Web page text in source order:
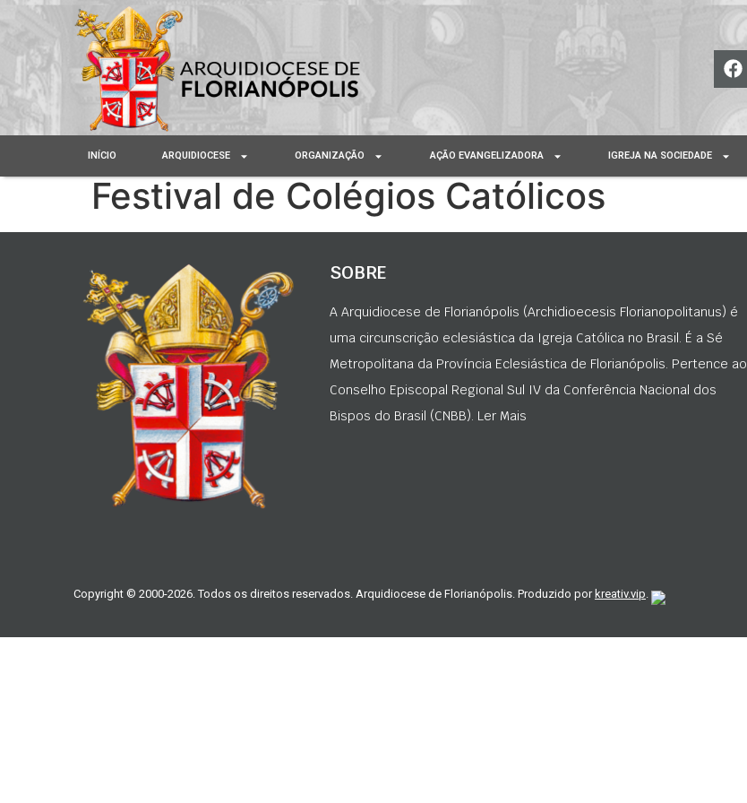
INÍCIO ARQUIDIOCESE ORGANIZAÇÃO AÇÃO EVANGELIZADORA IGREJA NA SOCIEDADE
Festival de Colégios Católicos
SOBRE
A Arquidiocese de Florianópolis (Archidioecesis Florianopolitanus) é
uma circunscrição eclesiástica da Igreja Católica no Brasil. É a Sé
Metropolitana da Província Eclesiástica de Florianópolis. Pertence ao
Conselho Episcopal Regional Sul IV da Conferência Nacional dos
Bispos do Brasil (CNBB). Ler Mais
Copyright © 2000-2026. Todos os direitos reservados. Arquidiocese de Florianópolis. Produzido por kreativ.vip.